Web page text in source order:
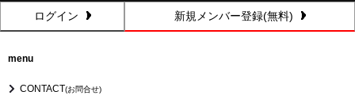
ログイン 新規メンバー登録(無料)
menu
CONTACT(お問合せ)